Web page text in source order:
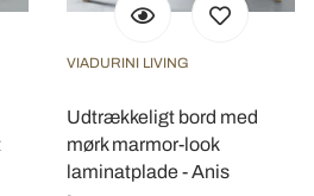
VIADURINI LIVING
Udtrækkeligt bord med
mørk marmor-look
laminatplade - Anis